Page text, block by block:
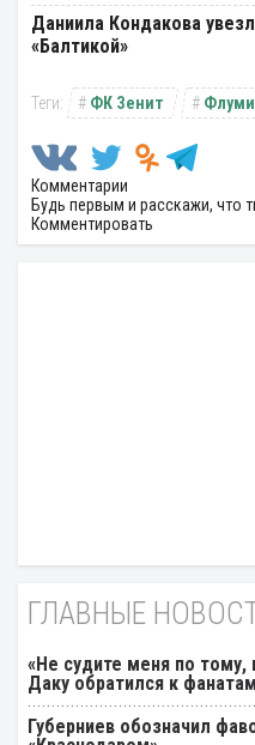
Даниила Кондакова
«Балтикой»
ФК Зенит
Комментарии
Будь первым и расскажи, что
Комментировать
ГЛАВНЫЕ
«Не судите меня по тому,
Даку обратился к
Губерниев обозначил